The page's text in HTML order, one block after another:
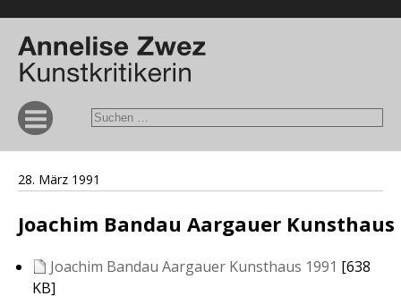
28. März 1991
Joachim Bandau Aargauer Kunsthaus
Joachim Bandau Aargauer Kunsthaus 1991 [638
KB]